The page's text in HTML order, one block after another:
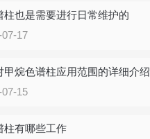
柱也是需要进行日常维护的
07-17
甲烷色谱柱应用范围的详细介绍
07-15
柱有哪些工作